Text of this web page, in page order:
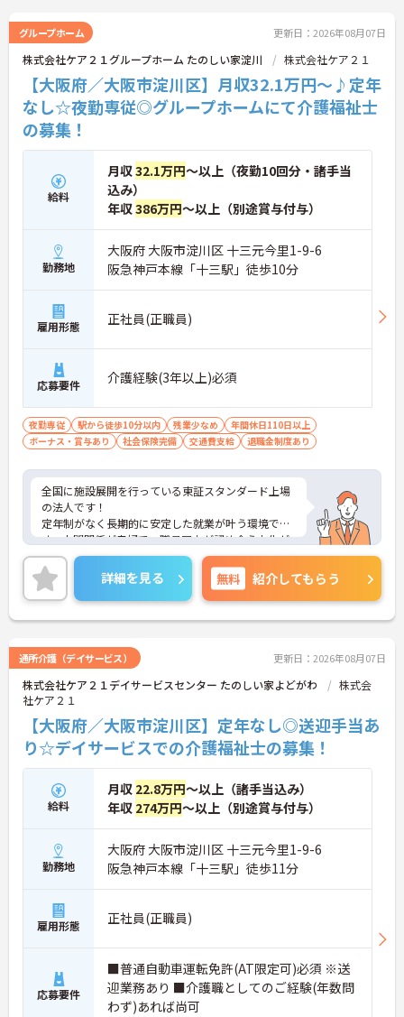
グループホーム 更新日：2026年08月07日
株式会社ケア２１グループホーム たのしい家淀川 株式会社ケア２１
【大阪府／大阪市淀川区】月収32.1万円～♪定年
なし☆夜勤専従◎グループホームにて介護福祉士
の募集！
給料
月収32.1万円～以上（夜勤10回分・諸手当
込み）
年収386万円～以上（別途賞与付与）
勤務地
大阪府 大阪市淀川区 十三元今里1-9-6
阪急神戸本線「十三駅」徒歩10分
雇用形態 正社員(正職員)
応募要件 介護経験(3年以上)必須
夜勤専従 駅から徒歩10分以内 残業少なめ
年間休日110日以上
ボーナス・賞与あり
社会保険完備 交通費支給 退職金制度あり
全国に施設展開を行っている東証スタンダード上場
の法人です！
定年制がなく長期的に安定した就業が叶う環境で
す。人間関係が良好で、職員同士が認め合う文化が
根付いています。
ご興味のある方には、面接対策ポイントなど、さら
に詳細をご案内しますのでお気軽にご相談くださ
い！
詳細を見る 無料 紹介してもらう
通所介護（デイサービス） 更新日：2026年08月07日
株式会社ケア２１デイサービスセンター たのしい家よどがわ
株式会
社ケア２１
【大阪府／大阪市淀川区】定年なし◎送迎手当あ
り☆デイサービスでの介護福祉士の募集！
給料
月収 22.8万円～以上（諸手当込み）
年収 274万円～以上（別途賞与付与）
勤務地
大阪府 大阪市淀川区 十三元今里1-9-6
阪急神戸本線「十三駅」徒歩11分
雇用形態 正社員(正職員)
応募要件
■普通自動車運転免許(AT限定可)必須 ※送
迎業務あり ■介護職としてのご経験(年数問
わず)あれば尚可